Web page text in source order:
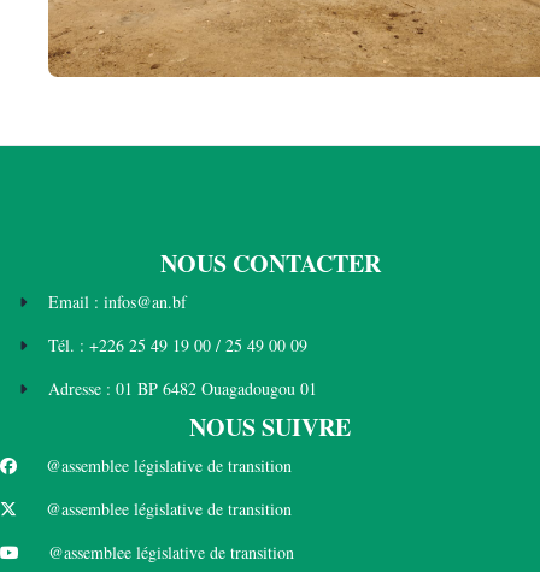
NOUS CONTACTER
Email : infos@an.bf
Tél. : +226 25 49 19 00 / 25 49 00 09
Adresse : 01 BP 6482 Ouagadougou 01
NOUS SUIVRE
@assemblee législative de transition
@assemblee législative de transition
@assemblee législative de transition